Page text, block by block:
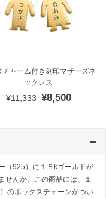
チャーム付き刻印マザーズネ
ックレス
¥11,333 ¥8,500
（925）に１８kゴールドが
せんか。この商品には、１
のボックスチェーンがつい